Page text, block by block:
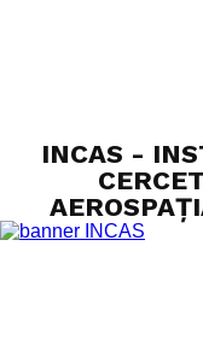
INCAS -